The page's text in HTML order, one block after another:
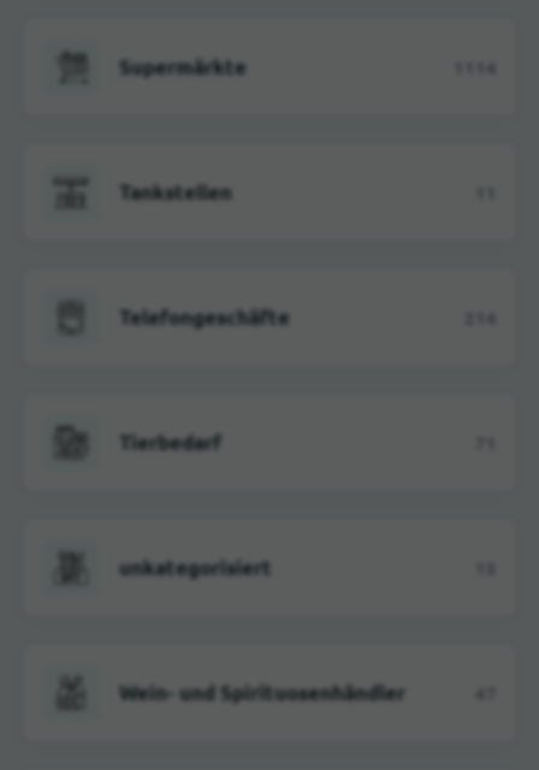
Supermärkte 1114
Tankstellen
Telefongeschäfte 214
Tierbedarf
unkategorisiert
Wein- und Spirituosenhändler 47